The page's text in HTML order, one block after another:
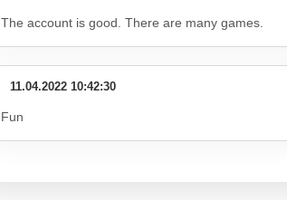
The account is good. There are many games.
11.04.2022 10:42:30
Fun